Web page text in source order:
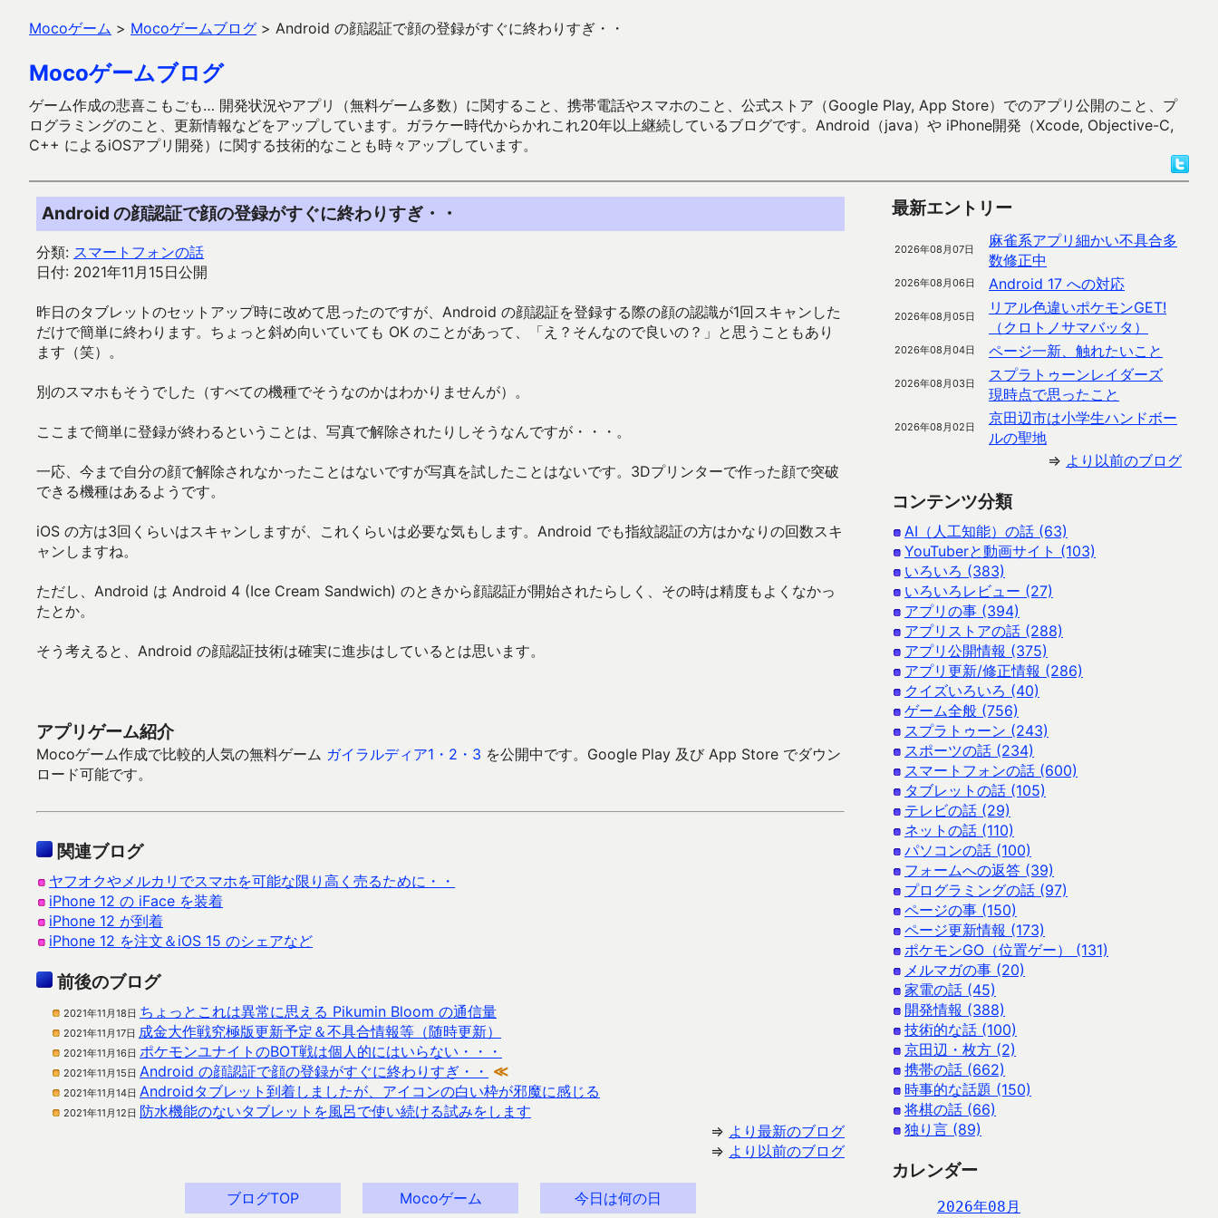
Mocoゲーム > Mocoゲームブログ > Android の顔認証で顔の登録がすぐに終わりすぎ・・
Mocoゲームブログ
ゲーム作成の悲喜こもごも… 開発状況やアプリ（無料ゲーム多数）に関すること、携帯電話やスマホのこと、公式ストア（Google Play, App Store）でのアプリ公開のこと、プ
ログラミングのこと、更新情報などをアップしています。ガラケー時代からかれこれ20年以上継続しているブログです。Android（java）や iPhone開発（Xcode, Objective-C,
C++ によるiOSアプリ開発）に関する技術的なことも時々アップしています。
Android の顔認証で顔の登録がすぐに終わりすぎ・・
分類: スマートフォンの話
日付: 2021年11月15日公開
昨日のタブレットのセットアップ時に改めて思ったのですが、Android の顔認証を登録する際の顔の認識が1回スキャンした
だけで簡単に終わります。ちょっと斜め向いていても OK のことがあって、「え？そんなので良いの？」と思うこともあり
ます（笑）。
別のスマホもそうでした（すべての機種でそうなのかはわかりませんが）。
ここまで簡単に登録が終わるということは、写真で解除されたりしそうなんですが・・・。
一応、今まで自分の顔で解除されなかったことはないですが写真を試したことはないです。3Dプリンターで作った顔で突破
できる機種はあるようです。
iOS の方は3回くらいはスキャンしますが、これくらいは必要な気もします。Android でも指紋認証の方はかなりの回数スキ
ャンしますね。
ただし、Android は Android 4 (Ice Cream Sandwich) のときから顔認証が開始されたらしく、その時は精度もよくなかっ
たとか。
そう考えると、Android の顔認証技術は確実に進歩はしているとは思います。
アプリゲーム紹介
Mocoゲーム作成で比較的人気の無料ゲーム ガイラルディア1・2・3 を公開中です。Google Play 及び App Store でダウン
ロード可能です。
関連ブログ
ヤフオクやメルカリでスマホを可能な限り高く売るために・・
iPhone 12 の iFace を装着
iPhone 12 が到着
iPhone 12 を注文＆iOS 15 のシェアなど
前後のブログ
2021年11月18日 ちょっとこれは異常に思える Pikumin Bloom の通信量
2021年11月17日 成金大作戦究極版更新予定＆不具合情報等（随時更新）
2021年11月16日 ポケモンユナイトのBOT戦は個人的にはいらない・・・
2021年11月15日 Android の顔認証で顔の登録がすぐに終わりすぎ・・ ≪
2021年11月14日 Androidタブレット到着しましたが、アイコンの白い枠が邪魔に感じる
2021年11月12日 防水機能のないタブレットを風呂で使い続ける試みをします
⇒ より最新のブログ
⇒ より以前のブログ
ブログTOP Mocoゲーム 今日は何の日
最新エントリー
2026年08月07日
麻雀系アプリ細かい不具合多
数修正中
2026年08月06日 Android 17 への対応
2026年08月05日
リアル色違いポケモンGET!
（クロトノサマバッタ）
2026年08月04日 ページ一新、触れたいこと
2026年08月03日
スプラトゥーンレイダーズ
現時点で思ったこと
2026年08月02日
京田辺市は小学生ハンドボー
ルの聖地
⇒ より以前のブログ
コンテンツ分類
AI（人工知能）の話 (63)
YouTuberと動画サイト (103)
いろいろ (383)
いろいろレビュー (27)
アプリの事 (394)
アプリストアの話 (288)
アプリ公開情報 (375)
アプリ更新/修正情報 (286)
クイズいろいろ (40)
ゲーム全般 (756)
スプラトゥーン (243)
スポーツの話 (234)
スマートフォンの話 (600)
タブレットの話 (105)
テレビの話 (29)
ネットの話 (110)
パソコンの話 (100)
フォームへの返答 (39)
プログラミングの話 (97)
ページの事 (150)
ページ更新情報 (173)
ポケモンGO（位置ゲー） (131)
メルマガの事 (20)
家電の話 (45)
開発情報 (388)
技術的な話 (100)
京田辺・枚方 (2)
携帯の話 (662)
時事的な話題 (150)
将棋の話 (66)
独り言 (89)
カレンダー
2026年08月